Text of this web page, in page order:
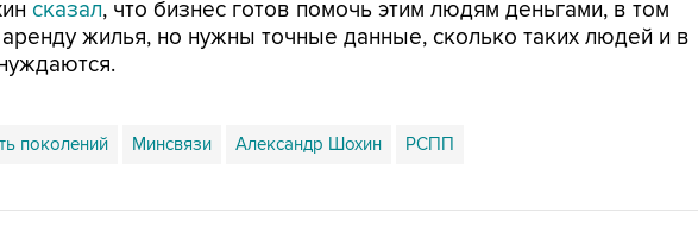
сказал, что бизнес готов помочь этим людям деньгами, в том
аренду жилья, но нужны точные данные, сколько таких людей и в
поколений Минсвязи Александр Шохин РСПП